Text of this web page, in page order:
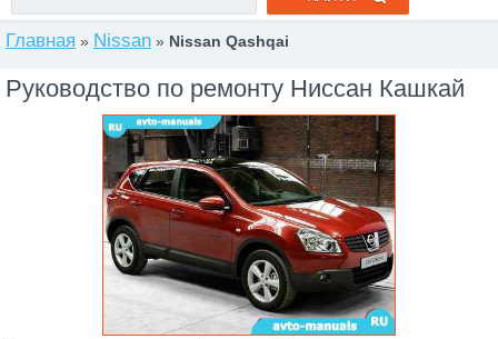
Главная » Nissan » Nissan Qashqai
Руководство по ремонту Ниссан Кашкай